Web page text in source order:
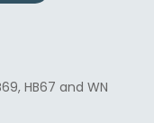
HB67 and WN